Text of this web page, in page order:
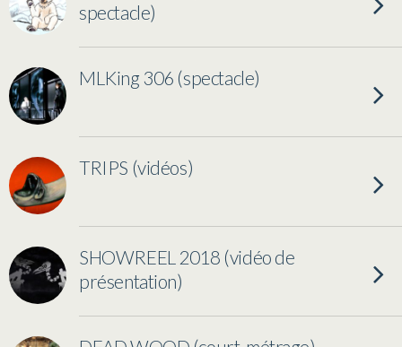
spectacle)
MLKing 306 (spectacle)
TRIPS (vidéos)
SHOWREEL 2018 (vidéo de
présentation)